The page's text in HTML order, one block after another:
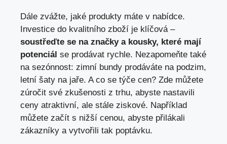
Dále zvážte, jaké produkty máte v nabídce.
Investice do kvalitního zboží je klíčová –
soustřeďte se na značky a kousky, které mají
potenciál se prodávat rychle. Nezapomeňte také
na sezónnost: zimní bundy prodáváte na podzim,
letní šaty na jaře. A co se týče cen? Zde můžete
zúročit své zkušenosti z trhu, abyste nastavili
ceny atraktivní, ale stále ziskové. Například
můžete začít s nižší cenou, abyste přilákali
zákazníky a vytvořili tak poptávku.